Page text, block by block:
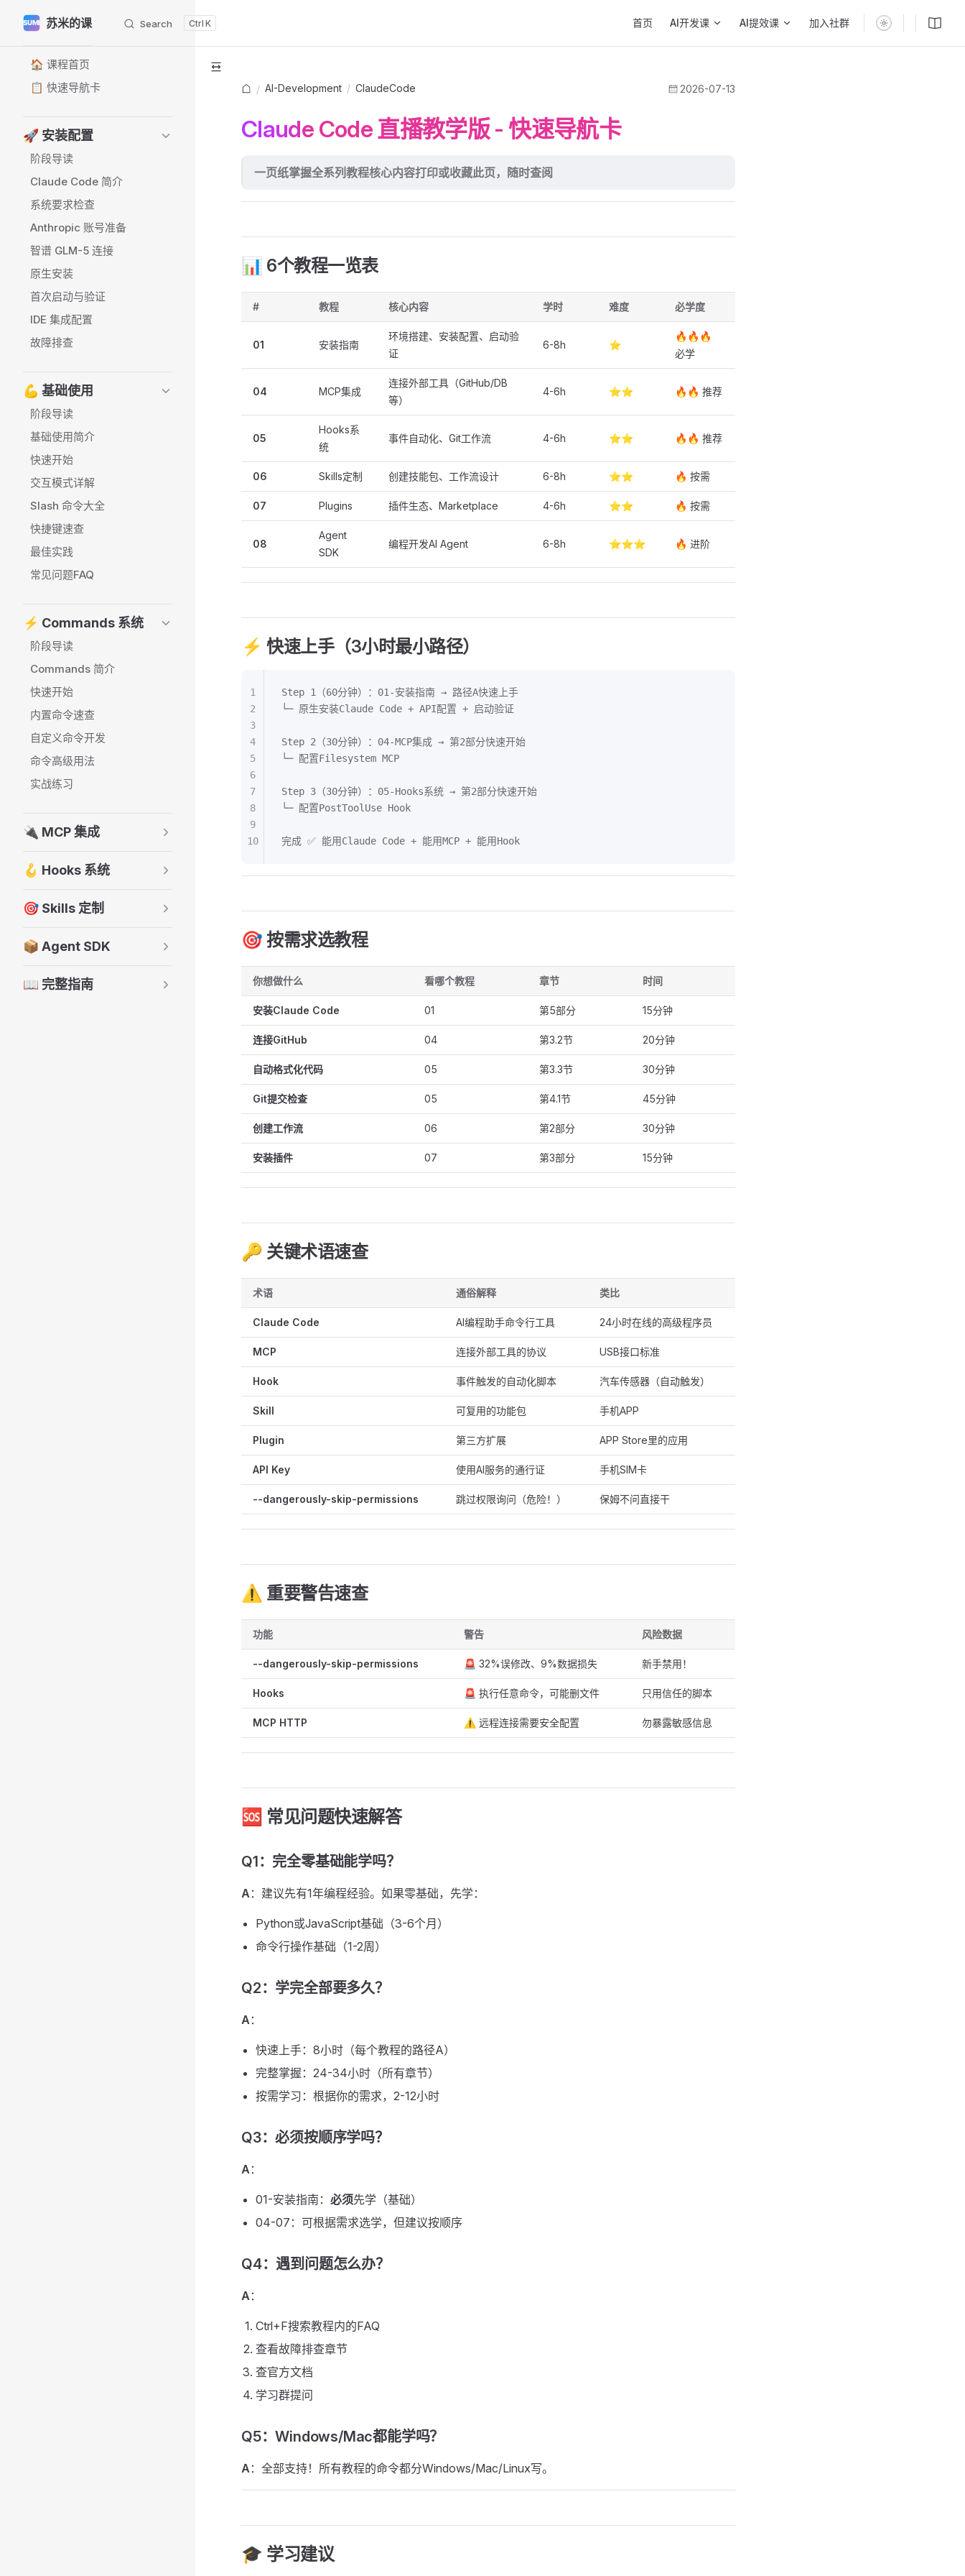
Skip to content
苏米的课 Search K 首页 AI开发课 AI提效课 加入社群
🏠 课程首页
📋 快速导航卡
🚀 安装配置
阶段导读
Claude Code 简介
系统要求检查
Anthropic 账号准备
智谱 GLM-5 连接
原生安装
首次启动与验证
IDE 集成配置
故障排查
💪 基础使用
阶段导读
基础使用简介
快速开始
交互模式详解
Slash 命令大全
快捷键速查
最佳实践
常见问题FAQ
⚡ Commands 系统
阶段导读
Commands 简介
快速开始
内置命令速查
自定义命令开发
命令高级用法
实战练习
🔌 MCP 集成
🪝 Hooks 系统
🎯 Skills 定制
📦 Agent SDK
📖 完整指南
/ AI-Development / ClaudeCode 2026-07-13
Claude Code 直播教学版 - 快速导航卡
一页纸掌握全系列教程核心内容打印或收藏此页，随时查阅
📊 6个教程一览表
# 教程 核心内容 学时 难度 必学度
01 安装指南
环境搭建、安装配置、启动验
证
6-8h ⭐
🔥🔥🔥
必学
04 MCP集成
连接外部工具（GitHub/DB
等）
4-6h ⭐⭐ 🔥🔥 推荐
05
Hooks系
统
事件自动化、Git工作流 4-6h ⭐⭐ 🔥🔥 推荐
06 Skills定制 创建技能包、工作流设计 6-8h ⭐⭐ 🔥 按需
07 Plugins 插件生态、Marketplace 4-6h ⭐⭐ 🔥 按需
08
Agent
SDK
编程开发AI Agent 6-8h ⭐⭐⭐ 🔥 进阶
⚡ 快速上手（3小时最小路径）
Step 1（60分钟）：01-安装指南 → 路径A快速上手
└─ 原生安装Claude Code + API配置 + 启动验证
Step 2（30分钟）：04-MCP集成 → 第2部分快速开始
└─ 配置Filesystem MCP
Step 3（30分钟）：05-Hooks系统 → 第2部分快速开始
└─ 配置PostToolUse Hook
完成 ✅ 能用Claude Code + 能用MCP + 能用Hook
1
2
3
4
5
6
7
8
9
10
🎯 按需求选教程
你想做什么 看哪个教程 章节 时间
安装Claude Code 01 第5部分 15分钟
连接GitHub 04 第3.2节 20分钟
自动格式化代码 05 第3.3节 30分钟
Git提交检查 05 第4.1节 45分钟
创建工作流 06 第2部分 30分钟
安装插件 07 第3部分 15分钟
🔑 关键术语速查
术语 通俗解释 类比
Claude Code AI编程助手命令行工具 24小时在线的高级程序员
MCP 连接外部工具的协议 USB接口标准
Hook 事件触发的自动化脚本 汽车传感器（自动触发）
Skill 可复用的功能包 手机APP
Plugin 第三方扩展 APP Store里的应用
API Key 使用AI服务的通行证 手机SIM卡
--dangerously-skip-permissions 跳过权限询问（危险！） 保姆不问直接干
⚠️ 重要警告速查
功能 警告 风险数据
--dangerously-skip-permissions 🚨 32%误修改、9%数据损失 新手禁用！
Hooks 🚨 执行任意命令，可能删文件 只用信任的脚本
MCP HTTP ⚠️ 远程连接需要安全配置 勿暴露敏感信息
🆘 常见问题快速解答
Q1：完全零基础能学吗？
A：建议先有1年编程经验。如果零基础，先学：
Python或JavaScript基础（3-6个月）
命令行操作基础（1-2周）
Q2：学完全部要多久？
A：
快速上手：8小时（每个教程的路径A）
完整掌握：24-34小时（所有章节）
按需学习：根据你的需求，2-12小时
Q3：必须按顺序学吗？
A：
01-安装指南： 必须先学（基础）
04-07：可根据需求选学，但建议按顺序
Q4：遇到问题怎么办？
A：
Ctrl+F搜索教程内的FAQ
查看故障排查章节
查官方文档
学习群提问
Q5：Windows/Mac都能学吗？
A：全部支持！所有教程的命令都分Windows/Mac/Linux写。
🎓 学习建议